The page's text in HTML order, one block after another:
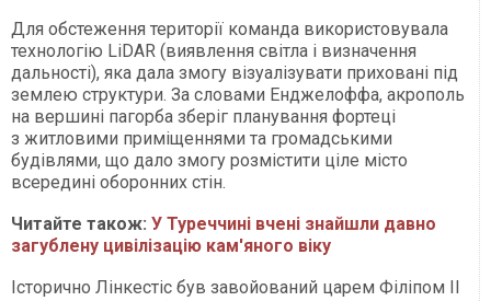
Для обстеження території команда використовувала
технологію LiDAR (виявлення світла і визначення
дальності), яка дала змогу візуалізувати приховані під
землею структури. За словами Енджелоффа, акрополь
на вершині пагорба зберіг планування фортеці
з житловими приміщеннями та громадськими
будівлями, що дало змогу розмістити ціле місто
всередині оборонних стін.
Читайте також: У Туреччині вчені знайшли давно
загублену цивілізацію кам'яного віку
Історично Лінкестіс був завойований царем Філіпом II